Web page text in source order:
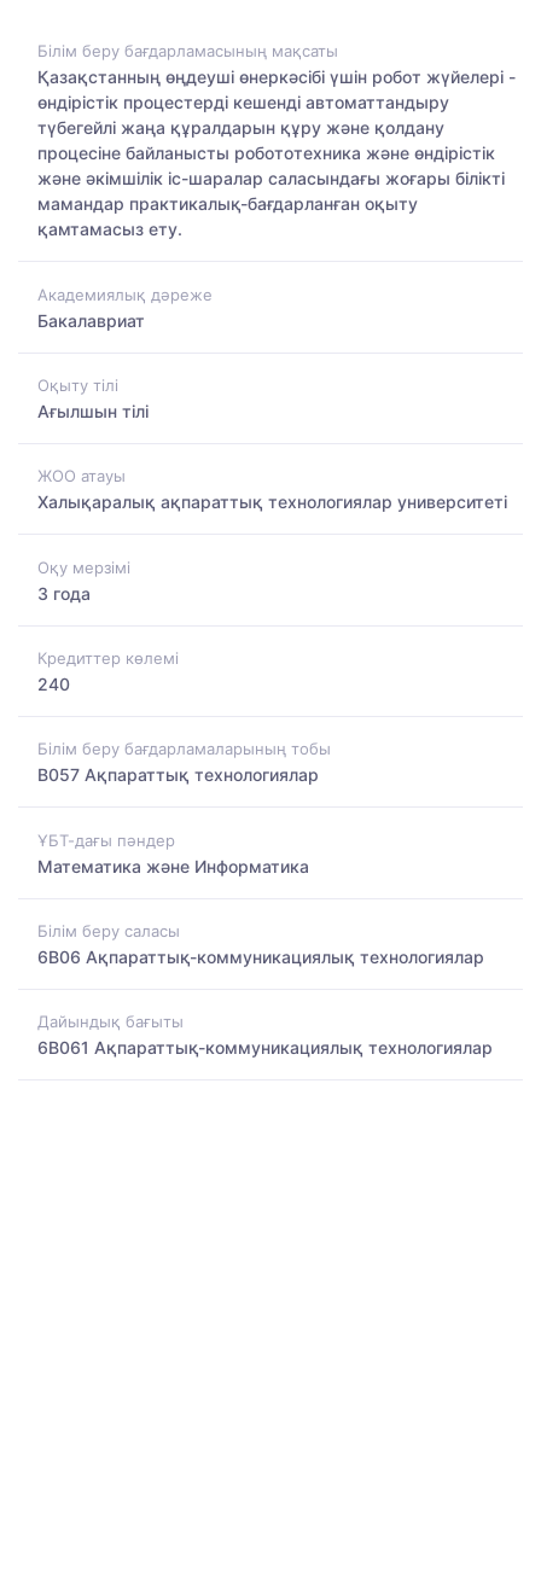
Білім беру бағдарламасының мақсаты
Қазақстанның өңдеуші өнеркәсібі үшін робот жүйелері -
өндірістік процестерді кешенді автоматтандыру
түбегейлі жаңа құралдарын құру және қолдану
процесіне байланысты робототехника және өндірістік
және әкімшілік іс-шаралар саласындағы жоғары білікті
мамандар практикалық-бағдарланған оқыту
қамтамасыз ету.
Академиялық дәреже
Бакалавриат
Оқыту тілі
Ағылшын тілі
ЖОО атауы
Халықаралық ақпараттық технологиялар университеті
Оқу мерзімі
3 года
Кредиттер көлемі
240
Білім беру бағдарламаларының тобы
B057 Ақпараттық технологиялар
ҰБТ-дағы пәндер
Математика және Информатика
Білім беру саласы
6B06 Ақпараттық-коммуникациялық технологиялар
Дайындық бағыты
6B061 Ақпараттық-коммуникациялық технологиялар